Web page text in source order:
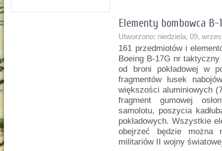
Elementy bombowca B-
Utworzono: niedziela, 09,
161 przedmiotów i
Boeing B-17G nr
od broni pokładowej w
fragmentów łusek
większości aluminiowych
fragment gumowej
samolotu, poszycia
pokładowych. Wszystkie
obejrzeć będzie można
militariów II wojny